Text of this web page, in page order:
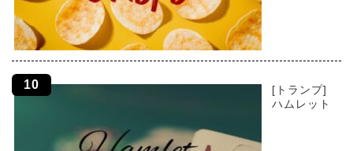
[トランプ]
ハムレット